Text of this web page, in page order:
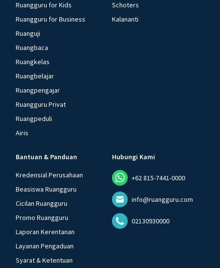
Ruangguru for Kids
Ruangguru for Business
Ruanguji
Ruangbaca
Ruangkelas
Ruangbelajar
Ruangpengajar
Ruangguru Privat
Ruangpeduli
Airis
Schoters
Kalananti
Bantuan & Panduan
Kredensial Perusahaan
Beasiswa Ruangguru
Cicilan Ruangguru
Promo Ruangguru
Laporan Kerentanan
Layanan Pengaduan
Syarat & Ketentuan
Hubungi Kami
+62 815-7441-0000
info@ruangguru.com
02130930000